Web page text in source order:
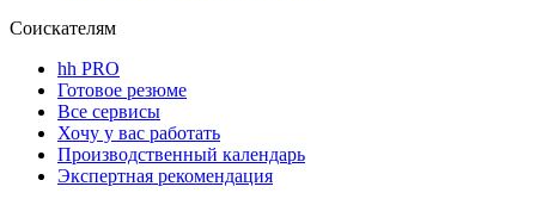
Соискателям
hh PRO
Готовое резюме
Все сервисы
Хочу у вас работать
Производственный календарь
Экспертная рекомендация